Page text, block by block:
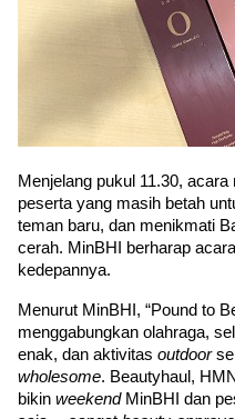
Menjelang pukul 11.30,
peserta yang masih betah
teman baru, dan menikmati
cerah. MinBHI berharap
kedepannya.
Menurut MinBHI, “Pound to
menggabungkan olahraga,
enak, dan aktivitas outdoor
wholesome. Beautyhaul,
bikin weekend MinBHI dan